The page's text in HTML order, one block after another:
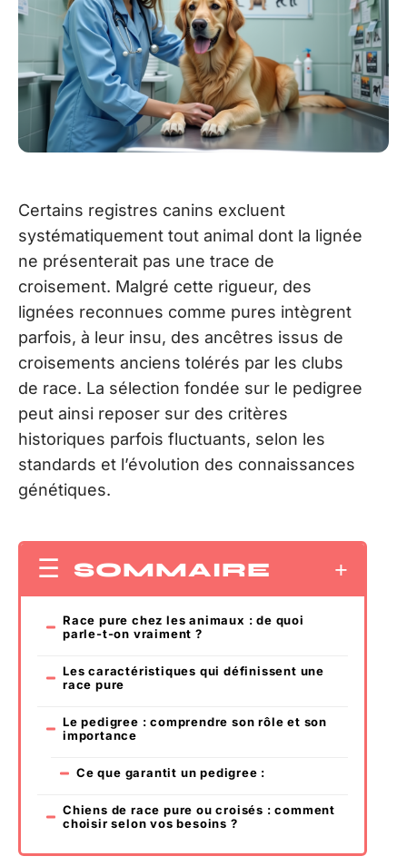
Certains registres canins excluent
systématiquement tout animal dont la lignée
ne présenterait pas une trace de
croisement. Malgré cette rigueur, des
lignées reconnues comme pures intègrent
parfois, à leur insu, des ancêtres issus de
croisements anciens tolérés par les clubs
de race. La sélection fondée sur le pedigree
peut ainsi reposer sur des critères
historiques parfois fluctuants, selon les
standards et l’évolution des connaissances
génétiques.
SOMMAIRE
Race pure chez les animaux : de quoi
parle-t-on vraiment ?
Les caractéristiques qui définissent une
race pure
Le pedigree : comprendre son rôle et son
importance
Ce que garantit un pedigree :
Chiens de race pure ou croisés : comment
choisir selon vos besoins ?